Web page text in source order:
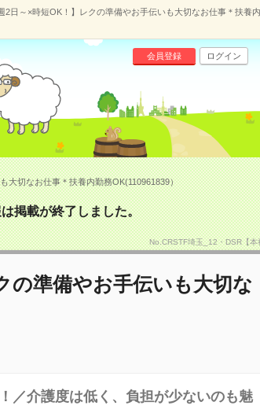
2日～×時短OK！】レクの準備やお手伝いも大切なお仕事＊扶養
会員登録 ログイン
大切なお仕事＊扶養内勤務OK(110961839）
掲載が終了しました。
No.CRSTF埼玉_12・DSR【本
の準備やお手伝いも大切な
／介護度は低く、負担が少ないのも魅